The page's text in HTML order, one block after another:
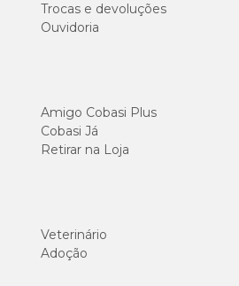
Trocas e devoluções
Ouvidoria
Amigo Cobasi Plus
Cobasi Já
Retirar na Loja
Veterinário
Adoção